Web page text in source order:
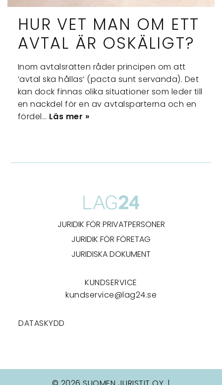
HUR VET MAN OM ETT
AVTAL ÄR OSKÄLIGT?
Inom avtalsrätten råder principen om att
’avtal ska hållas’ (pacta sunt servanda). Det
kan dock finnas olika situationer som leder till
en nackdel för en av avtalsparterna och en
fördel… Läs mer »
JURIDIK FÖR PRIVATPERSONER
JURIDIK FÖR FÖRETAG
JURIDISKA DOKUMENT
KUNDSERVICE
kundservice@lag24.se
DATASKYDD